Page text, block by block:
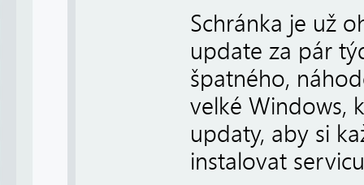
Schránka je už
update za pár
špatného,
velké Windows,
updaty, aby si
instalovat